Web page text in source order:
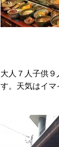
大人７人子供
す。天気はイマ